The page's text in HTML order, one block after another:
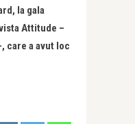
la gala
Attitude –
care a avut loc